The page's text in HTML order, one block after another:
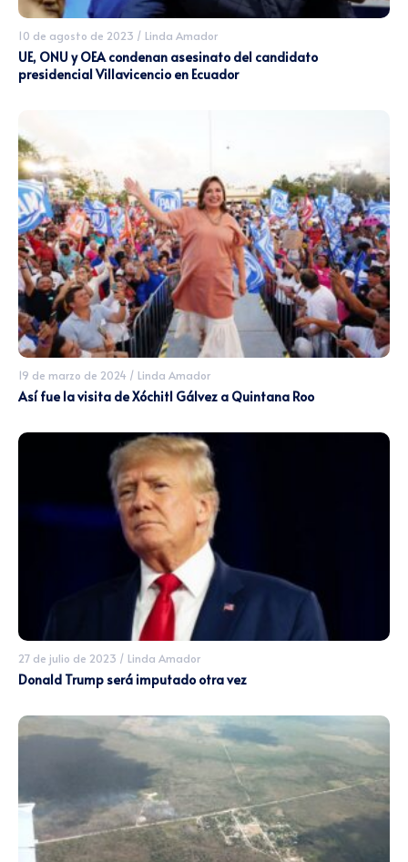
10 de agosto de 2023 / Linda Amador
UE, ONU y OEA condenan asesinato del candidato
presidencial Villavicencio en Ecuador
19 de marzo de 2024 / Linda Amador
Así fue la visita de Xóchitl Gálvez a Quintana Roo
27 de julio de 2023 / Linda Amador
Donald Trump será imputado otra vez